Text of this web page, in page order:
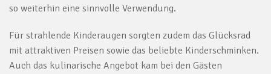
so weiterhin eine sinnvolle Verwendung.
Für strahlende Kinderaugen sorgten zudem das Glücksrad
mit attraktiven Preisen sowie das beliebte Kinderschminken.
Auch das kulinarische Angebot kam bei den Gästen